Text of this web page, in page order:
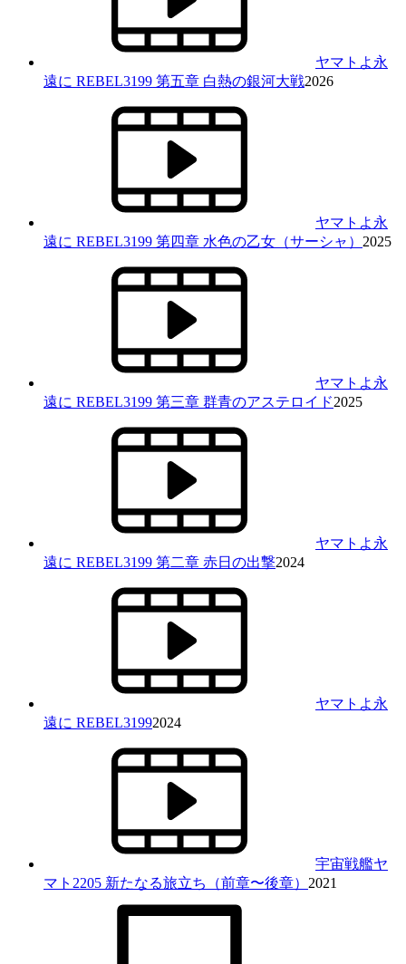
ヤマトよ永
遠に REBEL3199 第五章 白熱の銀河大戦2026
ヤマトよ永
遠に REBEL3199 第四章 水色の乙女（サーシャ） 2025
ヤマトよ永
遠に REBEL3199 第三章 群青のアステロイド2025
ヤマトよ永
遠に REBEL3199 第二章 赤日の出撃2024
ヤマトよ永
遠に REBEL31992024
宇宙戦艦ヤ
マト2205 新たなる旅立ち（前章〜後章） 2021